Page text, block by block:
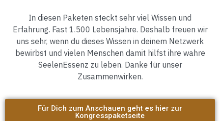
In diesen Paketen steckt sehr viel Wissen und
Erfahrung. Fast 1.500 Lebensjahre. Deshalb freuen wir
uns sehr, wenn du dieses Wissen in deinem Netzwerk
bewirbst und vielen Menschen damit hilfst ihre wahre
SeelenEssenz zu leben. Danke für unser
Zusammenwirken.
Für Dich zum Anschauen geht es hier zur
Kongresspaketseite